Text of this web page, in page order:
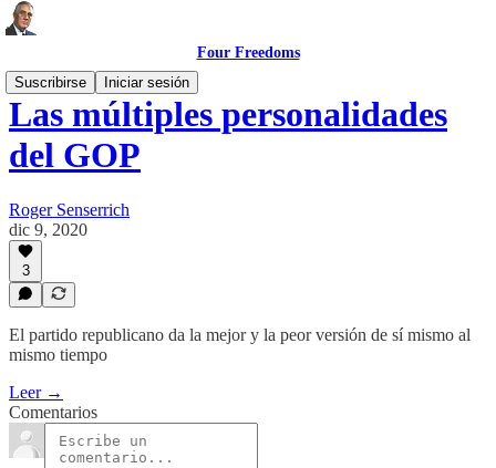
Four Freedoms
Suscribirse
Iniciar sesión
Las múltiples personalidades
del GOP
Roger Senserrich
dic 9, 2020
3
El partido republicano da la mejor y la peor versión de sí mismo al
mismo tiempo
Leer →
Comentarios